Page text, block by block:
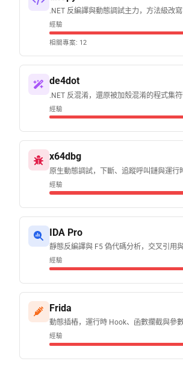
.NET 反編譯與動態調試主力，方法級改寫
經驗
相關專案: 12
de4dot
.NET 反混淆，還原被加殼混淆的程式集符
經驗
x64dbg
原生動態調試，下斷、追蹤呼叫鏈與運行
經驗
IDA Pro
靜態反編譯與 F5 偽代碼分析，交叉引用與
經驗
Frida
動態插樁，運行時 Hook、函數攔截與參數
經驗